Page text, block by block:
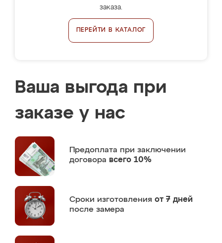
заказа.
ПЕРЕЙТИ В КАТАЛОГ
Ваша выгода при
заказе у нас
Предоплата при заключении
договора всего 10%
Сроки изготовления от 7 дней
после замера